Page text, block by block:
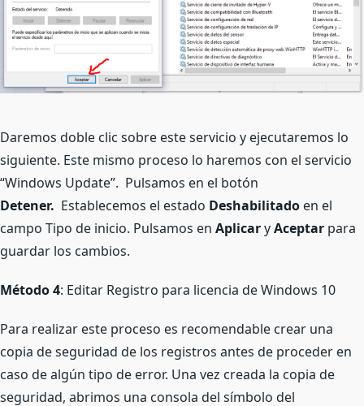
Daremos doble clic sobre este servicio y ejecutaremos lo
siguiente. Este mismo proceso lo haremos con el servicio
“Windows Update”. Pulsamos en el botón
Detener. Establecemos el estado Deshabilitado en el
campo Tipo de inicio. Pulsamos en AplicaryAceptar para
guardar los cambios.
Método 4: Editar Registro para licencia de Windows 10
Para realizar este proceso es recomendable crear una
copia de seguridad de los registros antes de proceder en
caso de algún tipo de error. Una vez creada la copia de
seguridad, abrimos una consola del símbolo del